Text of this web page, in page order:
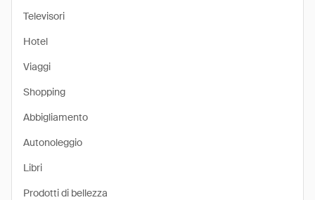
Televisori
Hotel
Viaggi
Shopping
Abbigliamento
Autonoleggio
Libri
Prodotti di bellezza